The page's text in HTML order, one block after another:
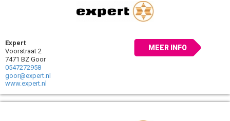
Expert
Voorstraat 2
7471 BZ Goor
0547272958
goor@expert.nl
www.expert.nl
MEER INFO